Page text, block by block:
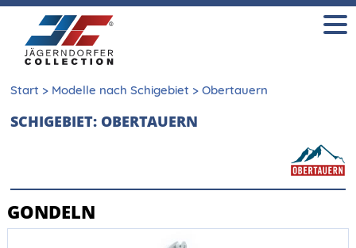
Start > Modelle nach Schigebiet > Obertauern
SCHIGEBIET: OBERTAUERN
GONDELN